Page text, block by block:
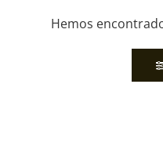
Hemos